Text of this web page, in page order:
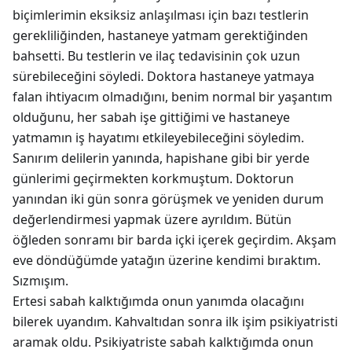
biçimlerimin eksiksiz anlaşılması için bazı testlerin
gerekliliğinden, hastaneye yatmam gerektiğinden
bahsetti. Bu testlerin ve ilaç tedavisinin çok uzun
sürebileceğini söyledi. Doktora hastaneye yatmaya
falan ihtiyacım olmadığını, benim normal bir yaşantım
olduğunu, her sabah işe gittiğimi ve hastaneye
yatmamın iş hayatımı etkileyebileceğini söyledim.
Sanırım delilerin yanında, hapishane gibi bir yerde
günlerimi geçirmekten korkmuştum. Doktorun
yanından iki gün sonra görüşmek ve yeniden durum
değerlendirmesi yapmak üzere ayrıldım. Bütün
öğleden sonramı bir barda içki içerek geçirdim. Akşam
eve döndüğümde yatağın üzerine kendimi bıraktım.
Sızmışım.
Ertesi sabah kalktığımda onun yanımda olacağını
bilerek uyandım. Kahvaltıdan sonra ilk işim psikiyatristi
aramak oldu. Psikiyatriste sabah kalktığımda onun